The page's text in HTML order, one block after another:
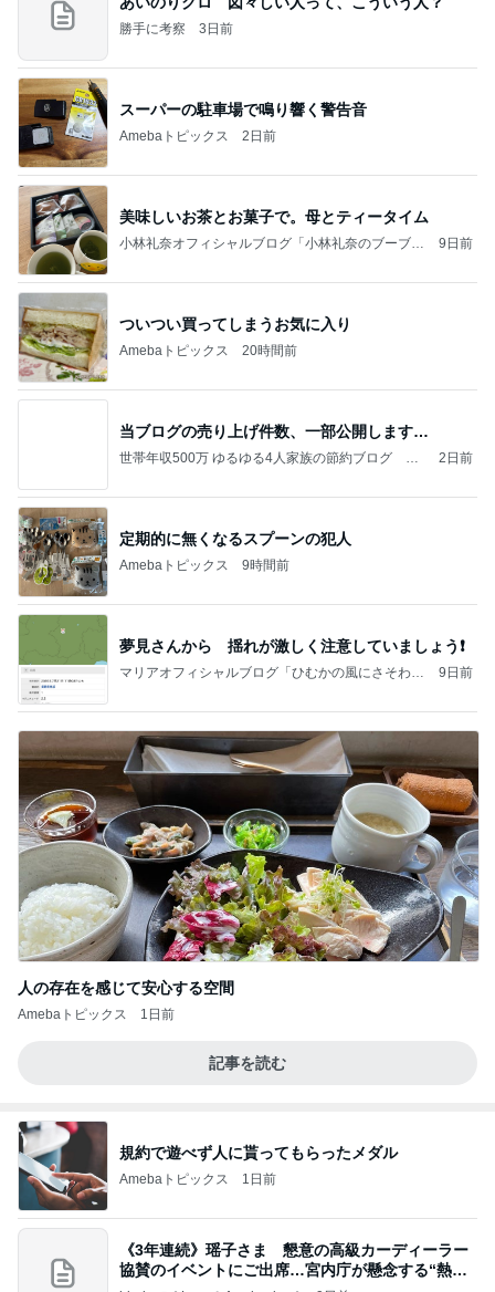
勝手に考察 3日前
スーパーの駐車場で鳴り響く警告音
Amebaトピックス 2日前
美味しいお茶とお菓子で。母とティータイム
小林礼奈オフィシャルブログ「小林礼奈のブーブー
9日前
ついつい買ってしまうお気に入り
Amebaトピックス 20時間前
当ブログの売り上げ件数、一部公開します…
世帯年収500万 ゆるゆる4人家族の節約ブログ 〜
2日前
定期的に無くなるスプーンの犯人
Amebaトピックス 9時間前
夢見さんから 揺れが激しく注意していましょう❗️
マリアオフィシャルブログ「ひむかの風にさそわれ
9日前
人の存在を感じて安心する空間
Amebaトピックス 1日前
記事を読む
規約で遊べず人に貰ってもらったメダル
Amebaトピックス 1日前
《3年連続》瑶子さま 懇意の高級カーディーラー
協賛のイベントにご出席…宮内庁が懸念する“熱心